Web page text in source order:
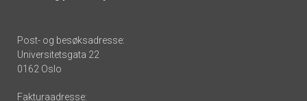
Post- og besøksadresse:
Universitetsgata 22
0162 Oslo
Fakturaadresse: